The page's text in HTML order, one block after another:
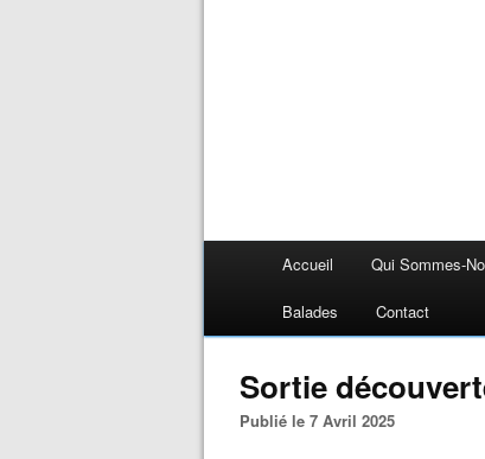
Accueil Qui Sommes-
Balades Contact
Sortie
Publié le 7 Avril 2025